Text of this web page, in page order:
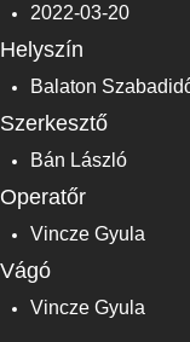
2022-03-20
Helyszín
Balaton
Szerkesztő
Bán László
Operatőr
Vincze Gyula
Vágó
Vincze Gyula